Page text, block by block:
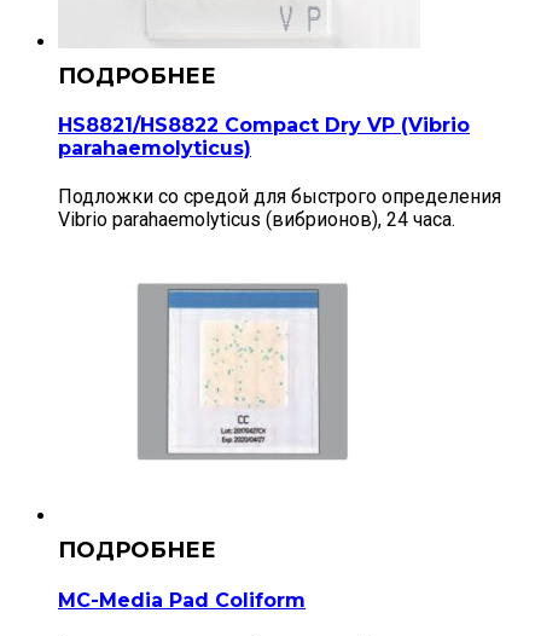
HS8821/HS8822 Compact Dry VP (Vibrio
parahaemolyticus)
Подложки со средой для быстрого определения
Vibrio parahaemolyticus (вибрионов), 24 часа.
MC-Media Pad Coliform